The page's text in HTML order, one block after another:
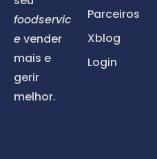
foodservic
evender
mais e
gerir
melhor.
Parceiros
Xblog
Login